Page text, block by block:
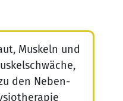
Muskeln und
den Neben-